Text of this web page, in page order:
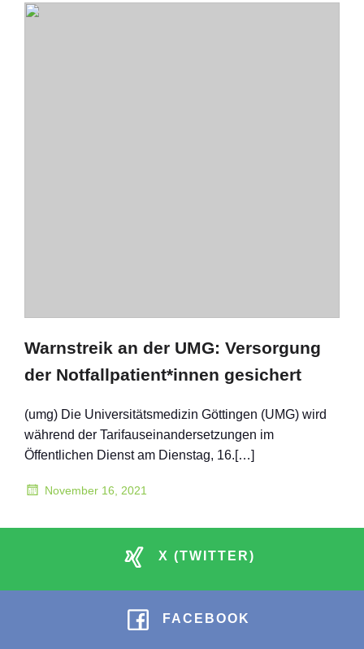
Warnstreik an der UMG: Versorgung
der Notfallpatient*innen gesichert
(umg) Die Universitätsmedizin Göttingen (UMG) wird
während der Tarifauseinandersetzungen im
Öffentlichen Dienst am Dienstag, 16.[…]
November 16, 2021
X (TWITTER)
FACEBOOK